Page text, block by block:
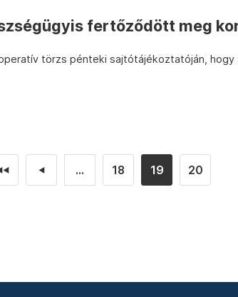
fertőződött meg
törzs pénteki sajtótájékoztatóján, hogy
◄ ... 18 19 20